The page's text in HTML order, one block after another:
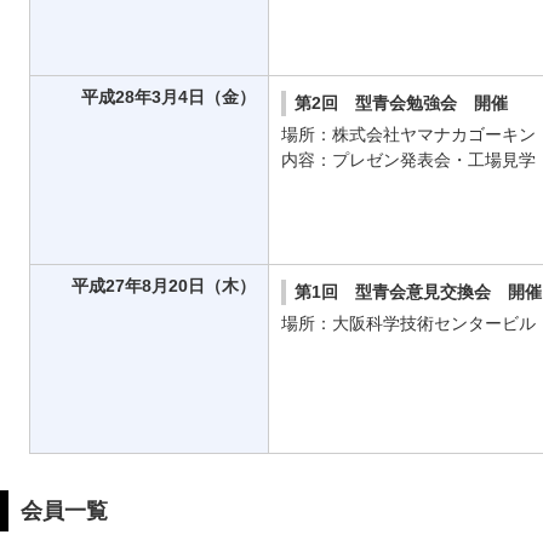
平成28年3月4日（金）
第2回 型青会勉強会 開催
場所：株式会社ヤマナカゴーキ
内容：プレゼン発表会・工場見学
平成27年8月20日（木）
第1回 型青会意見交換会 開催
場所：大阪科学技術センタービ
会員一覧